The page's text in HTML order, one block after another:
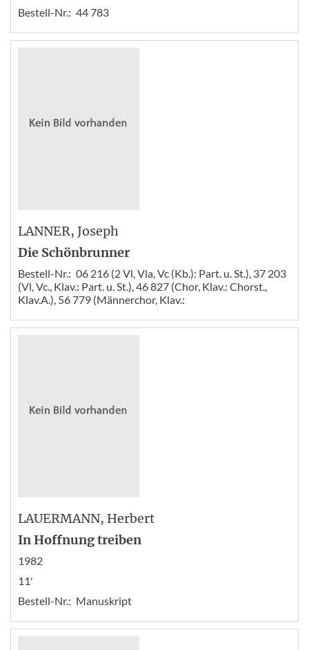
Bestell-Nr.: 44 783
LANNER, Joseph
Die Schönbrunner
Bestell-Nr.: 06 216 (2 Vl, Vla, Vc (Kb.): Part. u. St.), 37 203
(Vl, Vc., Klav.: Part. u. St.), 46 827 (Chor, Klav.: Chorst.,
Klav.A.), 56 779 (Männerchor, Klav.:
LAUERMANN, Herbert
In Hoffnung treiben
1982
11'
Bestell-Nr.: Manuskript